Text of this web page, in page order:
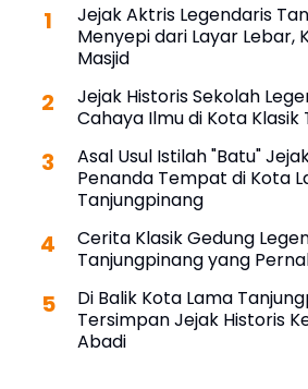
Jejak Aktris Legendaris
Menyepi dari Layar Lebar,
Masjid
Jejak Historis Sekolah
Cahaya Ilmu di Kota
Asal Usul Istilah "Batu"
Penanda Tempat di Kota
Tanjungpinang
Cerita Klasik Gedung
Tanjungpinang yang
Di Balik Kota Lama
Tersimpan Jejak Historis
Abadi